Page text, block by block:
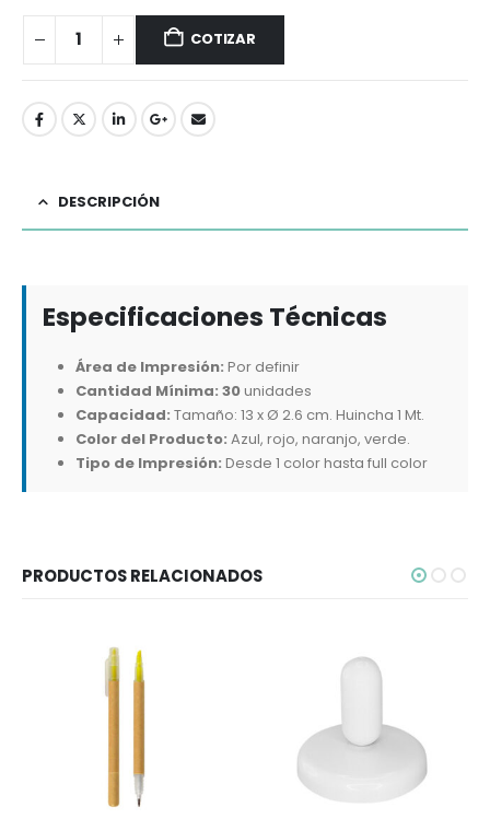
COTIZAR
DESCRIPCIÓN
Especificaciones Técnicas
Área de Impresión: Por definir
Cantidad Mínima: 30unidades
Capacidad: Tamaño: 13 x Ø 2.6 cm. Huincha 1 Mt.
Color del Producto: Azul, rojo, naranjo, verde.
Tipo de Impresión: Desde 1 color hasta full color
PRODUCTOS RELACIONADOS